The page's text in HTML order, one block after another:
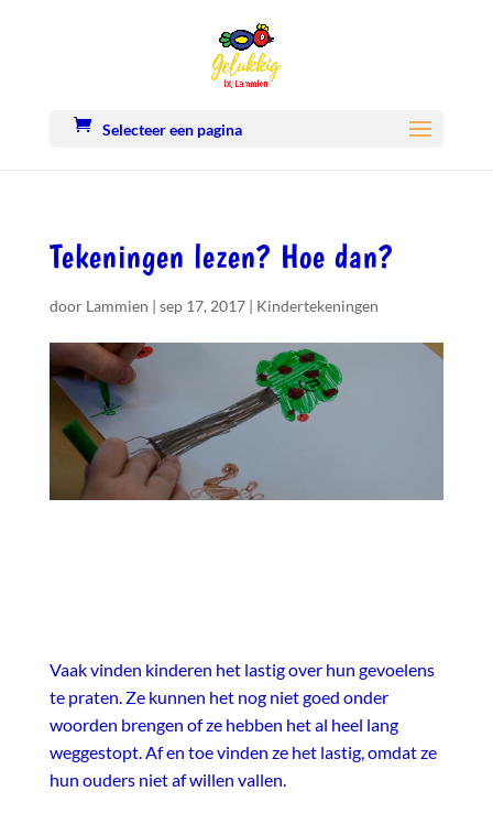
Selecteer een pagina
Tekeningen lezen? Hoe dan?
door Lammien | sep 17, 2017| Kindertekeningen
Vaak vinden kinderen het lastig over hun gevoelens
te praten. Ze kunnen het nog niet goed onder
woorden brengen of ze hebben het al heel lang
weggestopt. Af en toe vinden ze het lastig, omdat ze
hun ouders niet af willen vallen.